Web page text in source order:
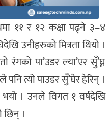
११ र १२ कक्षा पढ्ने ३–४
उनीहरुको मित्रता थियो ।
पा’उडर ल्या’एर सुँ’घ्न
त्यो पाउडर सुँ’घेर हेरिन् ।
भयो । उनले विगत १ वर्षदेखि
।